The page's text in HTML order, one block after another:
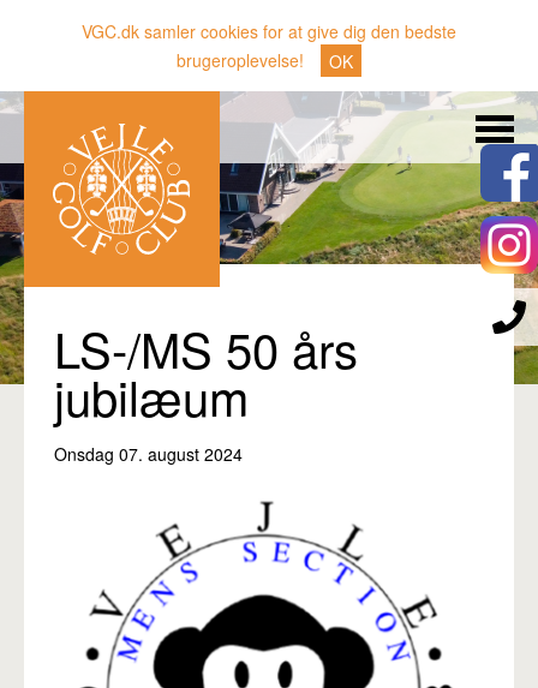
VGC.dk samler cookies for at give dig den bedste
brugeroplevelse!
OK
Nyheder
Klubben
Banen
Gæster
Sporten
Erhverv
Den lille Kok
LS-/MS 50 års
jubilæum
Onsdag 07. august 2024